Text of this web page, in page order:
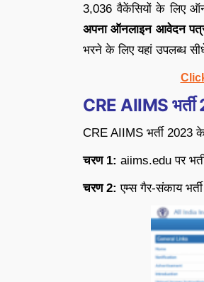
3,036 वैकेंसियों के लिए
अपना ऑनलाइन आवेदन
भरने के लिए यहां उपलब्ध
CRE AIIMS
CRE AIIMS भर्ती
चरण 1: aiims.edu पर
चरण 2: एम्स गैर-संकाय